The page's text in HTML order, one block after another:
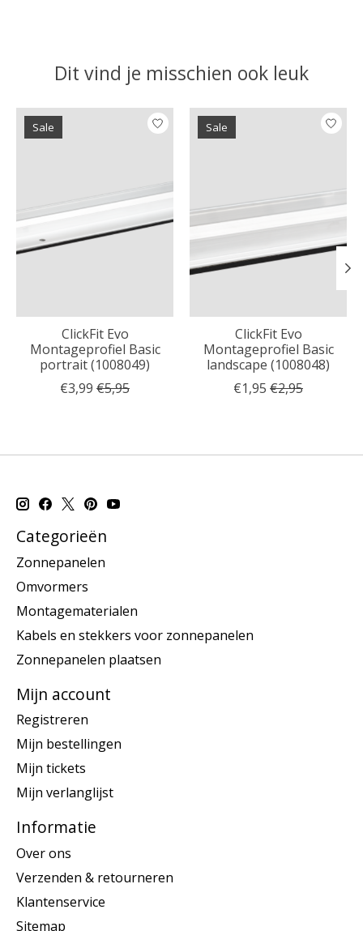
Dit vind je misschien ook leuk
Items van productcarrousel
Sale
ClickFit Evo
Montageprofiel Basic
portrait (1008049)
€3,99 €5,95
Sale
ClickFit Evo
Montageprofiel Basic
landscape (1008048)
€1,95 €2,95
Categorieën
Zonnepanelen
Omvormers
Montagematerialen
Kabels en stekkers voor zonnepanelen
Zonnepanelen plaatsen
Mijn account
Registreren
Mijn bestellingen
Mijn tickets
Mijn verlanglijst
Informatie
Over ons
Verzenden & retourneren
Klantenservice
Sitemap